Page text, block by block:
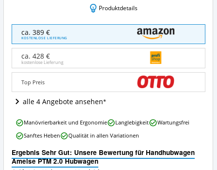
Produktdetails
Handhubwagen
Ameise
PTM
Hubwagen
Angebote:
dieser
Hubwagen
ca. 389 €
KOSTENLOSE LIEFERUNG
ca. 428 €
kostenlose Lieferung
Top Preis
alle 4 Angebote ansehen
Ergebnis Sehr Gut: Unsere Bewertung für Handhubwagen
Ameise PTM 2.0 Hubwagen
Handhubwagen
Ameise
PTM
Hubwagen
Vorteile:
Manövrierbarkeit und Ergonomie Langlebigkeit
Wartungsfrei
Sanftes Heben
Qualität in allen Variationen